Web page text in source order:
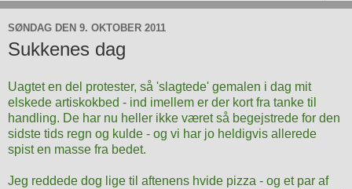
SØNDAG DEN 9. OKTOBER 2011
Sukkenes dag
Uagtet en del protester, så 'slagtede' gemalen i dag mit
elskede artiskokbed - ind imellem er der kort fra tanke til
handling. De har nu heller ikke været så begejstrede for den
sidste tids regn og kulde - og vi har jo heldigvis allerede
spist en masse fra bedet.
Jeg reddede dog lige til aftenens hvide pizza - og et par af